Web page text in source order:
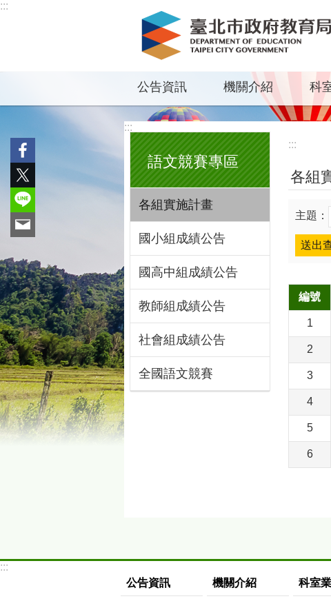
跳到主要內容區塊
:::
公告資訊 機關介紹 科
:::
語文競賽專區
各組實施計畫
國小組成績公告
國高中組成績公告
教師組成績公告
社會組成績公告
全國語文競賽
:::
各組
主題：
編號
1
2
3
4
5
6
:::
公告資訊
機關介紹 科室